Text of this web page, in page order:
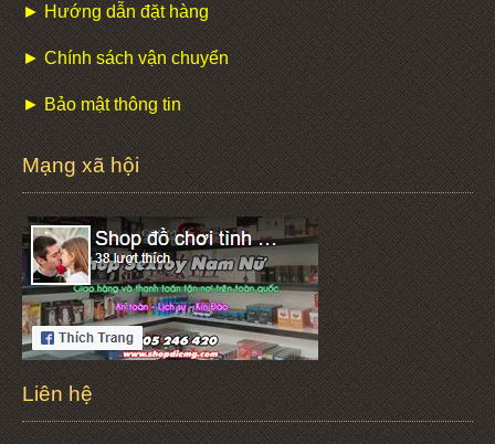
► Hướng dẫn đặt hàng
► Chính sách vận chuyển
► Bảo mật thông tin
Mạng xã hội
Liên hệ